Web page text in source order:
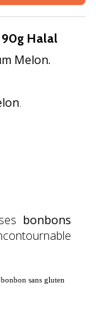
90g Halal
Melon.
.
bonbons
sans gluten